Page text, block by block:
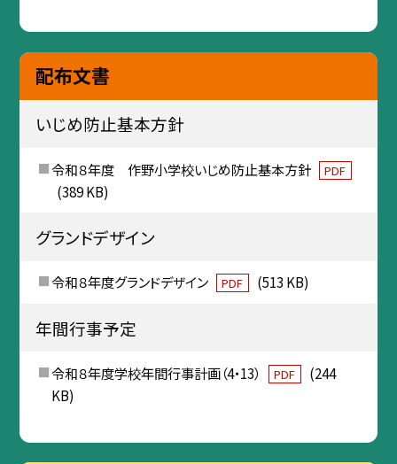
配布文書
いじめ防止基本方針
令和８年度 作野小学校いじめ防止基本方針 PDF
(389 KB)
グランドデザイン
令和８年度グランドデザイン PDF (513 KB)
年間行事予定
令和８年度学校年間行事計画（4・13） PDF
(244
KB)